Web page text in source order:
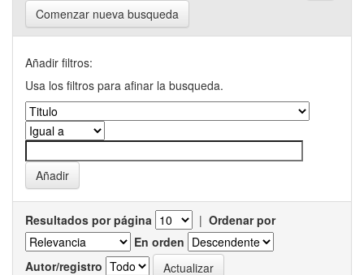
Comenzar nueva busqueda
Añadir filtros:
Usa los filtros para afinar la busqueda.
Resultados por página | Ordenar por
En orden
Autor/registro